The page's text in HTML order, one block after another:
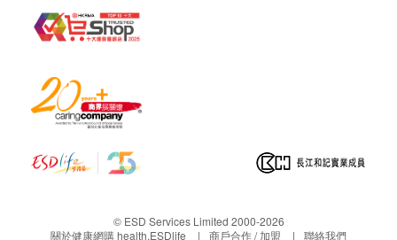
所有健康檢查並非作醫療診斷或治療用途。
如果客戶已完成電話或面解服務,若再要求講解,需
客戶若體檢後3個月內不提取報告，所有報告一律
作銷毀處理及不會存底，如客人如需額外索取報告
理，本院將按不同醫療記錄類型收取有關行政費
按情況徵收額外費用的權利。
© ESD Services Limited 2000-2026
關於健康網購 health.ESDlife
商戶合作 / 加盟 聯絡我們